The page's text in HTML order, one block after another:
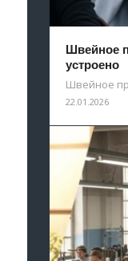
Швейное
устроено
Швейное
22.01.2026